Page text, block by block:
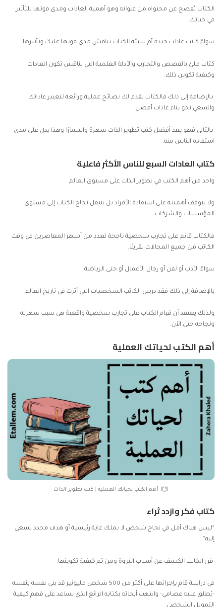
الكتاب يُفصح عن محتواه من عنوانه وهو أهمية العادات ومدى قوتها للتأثير
في حياتك.
سواءً كانت عادات جيدة أم سيئة الكتاب يناقش مدى قوتها عليك وتأثيرها.
كتاب ملئ بالقصص والتجارب والأدلة العلمية التي تناقش تكون العادات
وكيفية تكوين ذلك.
بالإضافة إلى ذلك فالكتاب يقدم لك نصائح عملية ورائعة لتغيير عاداتك
والسعي نحو بناء عادات أفضل.
بالتالي فهو يعد أفضل كتب تطوير الذات شهرة وانتشارًا وهذا يدل على مدى
استفادة الناس منه.
كتاب العادات السبع للناس الأكثر فاعلية
واحد من أهم الكتب في تطوير الذات على مستوى العالم.
ولا يتوقف أهميته على استفادة الأفراد بل ينتقل نجاح الكتاب إلى مستوى
المؤسسات والشركات.
فالكتاب قائم على تجارب شخصية ناجحة لعدد من أشهر المعاصرين في وقت
الكاتب من جميع المجالات تقريبًا.
سواءً الأدب أو لفن أو رجال الأعمال أو حتى الرياضة.
بالإضافة إلى ذلك فقد درس الكاتب الشخصيات التي أثرت في تاريخ العالم.
ولذلك يعتقد أن قيام الكتاب على تجارب شخصية واقعية هي سبب شهرته
ونجاحه حتى الآن.
أهم الكتب لحياتك العملية
أهم الكتب لحياتك العملية | كتب تطوير الذات
كتاب فكر وازدد ثراء
“ليس هناك أمل في نجاح شخص لا يملك غاية رئيسية أو هدف محدد يسعى
إليه”
قرر الكاتب الكشف عن أسباب الثروة ومن ثم كيفية تكوينها.
في دراسة قام بإجرائها على أكثر من 500 شخص مليونير قد بنى نفسه بنفسه
-يُطلق عليه عصامي- وانتهت أبحاثه بكتابه الرائع الذي يساعد على فهم كيفية
التمويل الشخصي.